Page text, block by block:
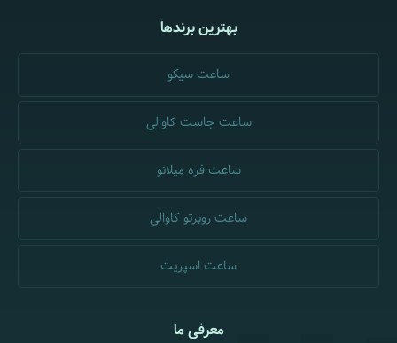
بهترین برندها
ساعت سیکو
ساعت جاست کاوالی
ساعت فره میلانو
ساعت روبرتو کاوالی
ساعت اسپریت
معرفی ما